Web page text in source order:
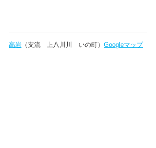
高岩 （支流　上八川川　いの町） Googleマップ